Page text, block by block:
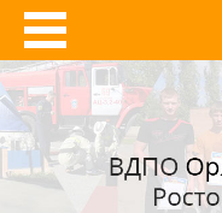
Главная
О нас
Новости
Товары и